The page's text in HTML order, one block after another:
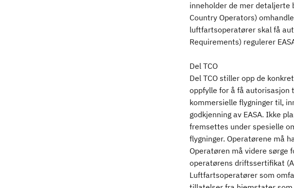
inneholder de mer detaljerte
Country Operators)
luftfartsoperatører skal få
Requirements) regulerer
Del TCO
Del TCO stiller opp de
oppfylle for å få autorisasjon
kommersielle flygninger til,
godkjenning av EASA. Ikke
fremsettes under spesielle
flygninger. Operatørene må
Operatøren må videre
operatørens driftssertifikat
Luftfartsoperatører som